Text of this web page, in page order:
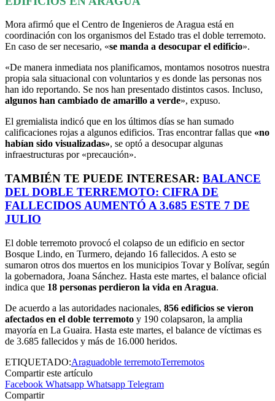
Mora afirmó que el Centro de Ingenieros de Aragua está en
coordinación con los organismos del Estado tras el doble terremoto.
En caso de ser necesario, «se manda a desocupar el edificio».
«De manera inmediata nos planificamos, montamos nosotros nuestra
propia sala situacional con voluntarios y es donde las personas nos
han ido reportando. Se nos han presentado distintos casos. Incluso,
algunos han cambiado de amarillo a verde», expuso.
El gremialista indicó que en los últimos días se han sumado
calificaciones rojas a algunos edificios. Tras encontrar fallas que «no
habían sido visualizadas», se optó a desocupar algunas
infraestructuras por «precaución».
TAMBIÉN TE PUEDE INTERESAR: BALANCE
DEL DOBLE TERREMOTO: CIFRA DE
FALLECIDOS AUMENTÓ A 3.685 ESTE 7 DE
JULIO
El doble terremoto provocó el colapso de un edificio en sector
Bosque Lindo, en Turmero, dejando 16 fallecidos. A esto se
sumaron otros dos muertos en los municipios Tovar y Bolívar, según
la gobernadora, Joana Sánchez. Hasta este martes, el balance oficial
indica que 18 personas perdieron la vida en Aragua.
De acuerdo a las autoridades nacionales, 856 edificios se vieron
afectados en el doble terremoto y 190 colapsaron, la amplia
mayoría en La Guaira. Hasta este martes, el balance de víctimas es
de 3.685 fallecidos y más de 16.000 heridos.
ETIQUETADO:Araguadoble terremotoTerremotos
Compartir este artículo
Facebook Whatsapp Whatsapp Telegram
Compartir